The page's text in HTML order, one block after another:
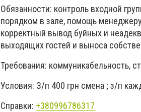
Обязанности: контроль входной
порядком в зале, помощь
корректный вывод буйных и
выходящих гостей и выноса
Требования: коммуникабельность,
Условия: З/п 400 грн смена ; з/п
Справки: +380996786317